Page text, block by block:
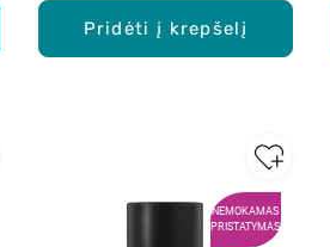
Pridėti į krepšelį
NEMOKAMAS
PRISTATYMAS